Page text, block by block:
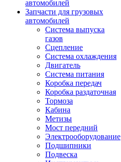
автомобилей
Запчасти для грузовых
автомобилей
Система выпуска
газов
Сцепление
Система охлаждения
Двигатель
Система питания
Коробка передач
Коробка раздаточная
Тормоза
Кабина
Метизы
Мост передний
Электрооборудование
Подшипники
Подвеска